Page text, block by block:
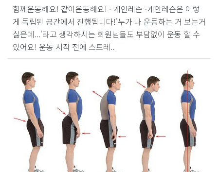
함께운동해요! 같이운동해요! - 개인레슨 -개인레슨은 이렇
게 독립된 공간에서 진행됩니다!'누가 나 운동하는 거 보는거
싫은데...'라고 생각하시는 회원님들도 부담없이 운동 할 수
있어요! 운동 시작 전에 스트레..